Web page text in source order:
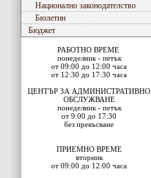
Национално законодателство
Бюлетин
Бюджет
РАБОТНО ВРЕМЕ
понеделник - петък
от 09:00 до 12:00 часа
от 12:30 до 17:30 часа
ЦЕНТЪР ЗА АДМИНИСТРАТИВНО
ОБСЛУЖВАНЕ
понеделник - петък
от 9:00 до 17:30
без прекъсване
ПРИЕМНО ВРЕМЕ
вторник
от 09:00 до 12:00 часа